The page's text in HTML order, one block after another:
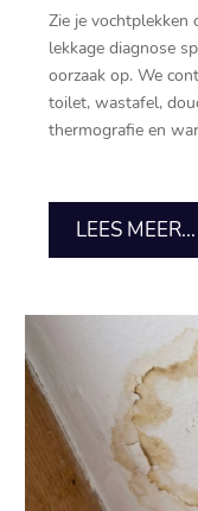
Zie je
lekkage diagnose
oorzaak op.​ We
toilet, wastafel,
thermografie en
LEES MEER...